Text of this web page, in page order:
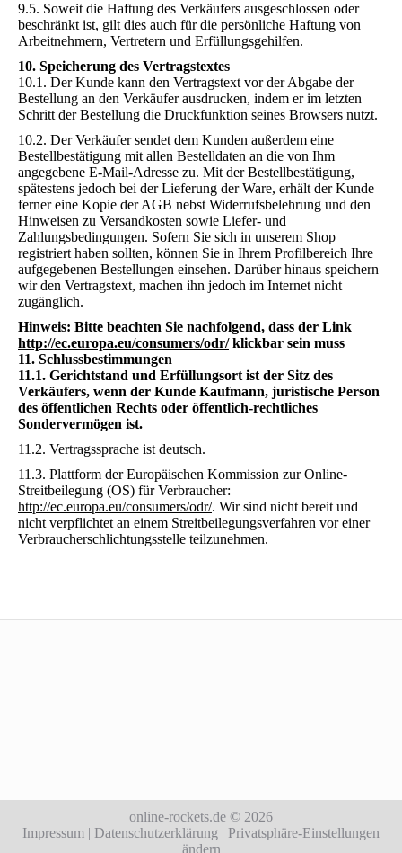
9.5. Soweit die Haftung des Verkäufers ausgeschlossen oder
beschränkt ist, gilt dies auch für die persönliche Haftung von
Arbeitnehmern, Vertretern und Erfüllungsgehilfen.
10. Speicherung des Vertragstextes
10.1. Der Kunde kann den Vertragstext vor der Abgabe der
Bestellung an den Verkäufer ausdrucken, indem er im letzten
Schritt der Bestellung die Druckfunktion seines Browsers nutzt.
10.2. Der Verkäufer sendet dem Kunden außerdem eine
Bestellbestätigung mit allen Bestelldaten an die von Ihm
angegebene E-Mail-Adresse zu. Mit der Bestellbestätigung,
spätestens jedoch bei der Lieferung der Ware, erhält der Kunde
ferner eine Kopie der AGB nebst Widerrufsbelehrung und den
Hinweisen zu Versandkosten sowie Liefer- und
Zahlungsbedingungen. Sofern Sie sich in unserem Shop
registriert haben sollten, können Sie in Ihrem Profilbereich Ihre
aufgegebenen Bestellungen einsehen. Darüber hinaus speichern
wir den Vertragstext, machen ihn jedoch im Internet nicht
zugänglich.
Hinweis: Bitte beachten Sie nachfolgend, dass der Link
http://ec.europa.eu/consumers/odr/klickbar sein muss
11. Schlussbestimmungen
11.1. Gerichtstand und Erfüllungsort ist der Sitz des
Verkäufers, wenn der Kunde Kaufmann, juristische Person
des öffentlichen Rechts oder öffentlich-rechtliches
Sondervermögen ist.
11.2. Vertragssprache ist deutsch.
11.3. Plattform der Europäischen Kommission zur Online-
Streitbeilegung (OS) für Verbraucher:
http://ec.europa.eu/consumers/odr/. Wir sind nicht bereit und
nicht verpflichtet an einem Streitbeilegungsverfahren vor einer
Verbraucherschlichtungsstelle teilzunehmen.
online-rockets.de © 2026
Impressum | Datenschutzerklärung | Privatsphäre-Einstellungen
ändern